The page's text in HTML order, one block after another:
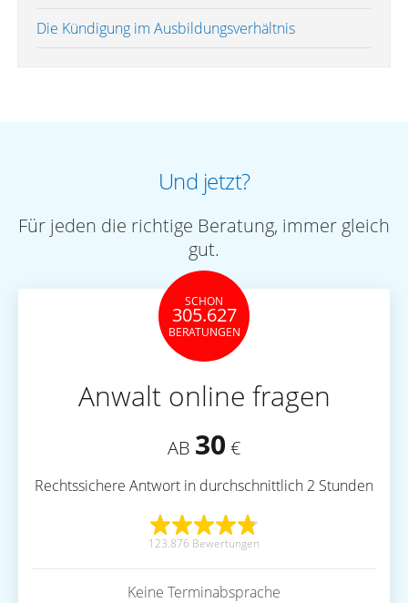
Die Kündigung im Ausbildungsverhältnis
Und jetzt?
Für jeden die richtige Beratung, immer gleich
gut.
SCHON
305.627
BERATUNGEN
Anwalt online fragen
AB 30 €
Rechtssichere Antwort in durchschnittlich 2 Stunden
123.876 Bewertungen
Keine Terminabsprache